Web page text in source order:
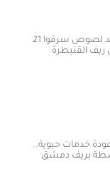
سرقة مصدر رزق متقاعد لصوص سرقوا 21